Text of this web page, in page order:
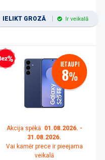
IELIKT GROZĀ Ir veikalā
kredīts IETAUPI
8%
Akcija spēkā: 01.08.2026. -
31.08.2026.
Vai kamēr prece ir pieejama
veikalā